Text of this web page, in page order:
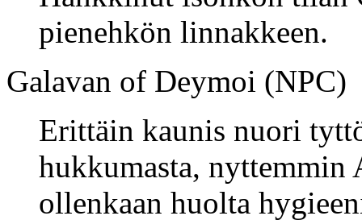
pienehkön linnakkeen.
Galavan of Deymoi (NPC)
Erittäin kaunis nuori
hukkumasta,
ollenkaan huolta